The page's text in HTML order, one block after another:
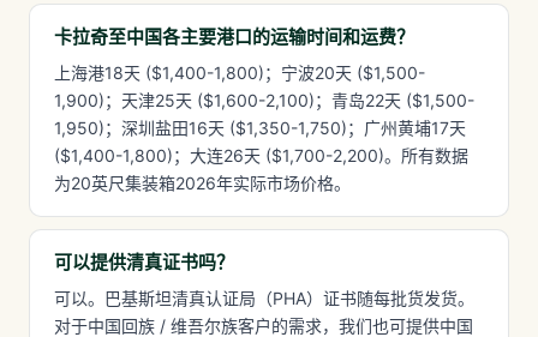
卡拉奇至中国各主要港口的运输时间和运费？
上海港18天 ($1,400-1,800)；宁波20天 ($1,500-
1,900)；天津25天 ($1,600-2,100)；青岛22天 ($1,500-
1,950)；深圳盐田16天 ($1,350-1,750)；广州黄埔17天
($1,400-1,800)；大连26天 ($1,700-2,200)。所有数据
为20英尺集装箱2026年实际市场价格。
可以提供清真证书吗？
可以。巴基斯坦清真认证局（PHA）证书随每批货发货。
对于中国回族 / 维吾尔族客户的需求，我们也可提供中国